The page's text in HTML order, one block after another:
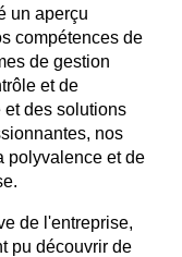
un aperçu
compétences de
de gestion
et de
et des solutions
nos
polyvalence et de
de l'entreprise,
pu découvrir de